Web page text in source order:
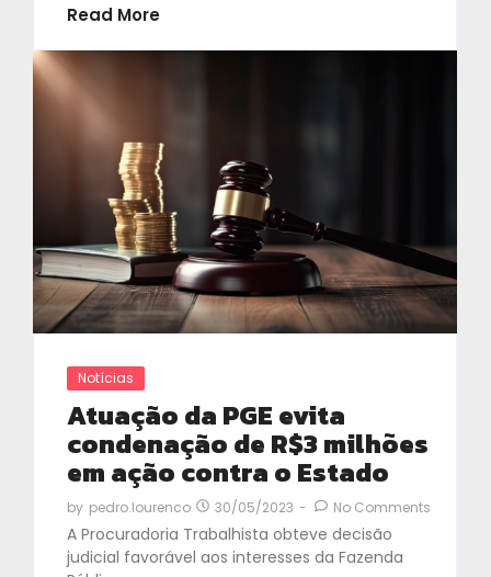
Read More
Notícias
Atuação da PGE evita
condenação de R$3 milhões
em ação contra o Estado
by pedro.lourenco 30/05/2023 - No Comments
A Procuradoria Trabalhista obteve decisão
judicial favorável aos interesses da Fazenda